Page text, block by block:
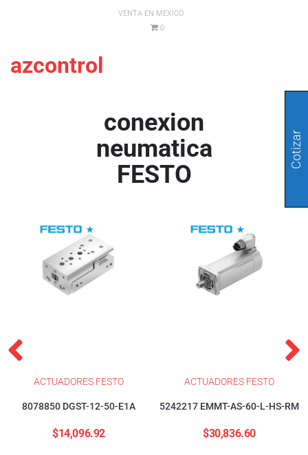
VENTA EN MEXICO
0
azcontrol
conexion
neumatica
FESTO
ACTUADORES FESTO
8078850 DGST-12-50-E1A
$14,096.92
ACTUADORES FESTO
5242217 EMMT-AS-60-L-HS-RM
$30,836.60
Cotizar